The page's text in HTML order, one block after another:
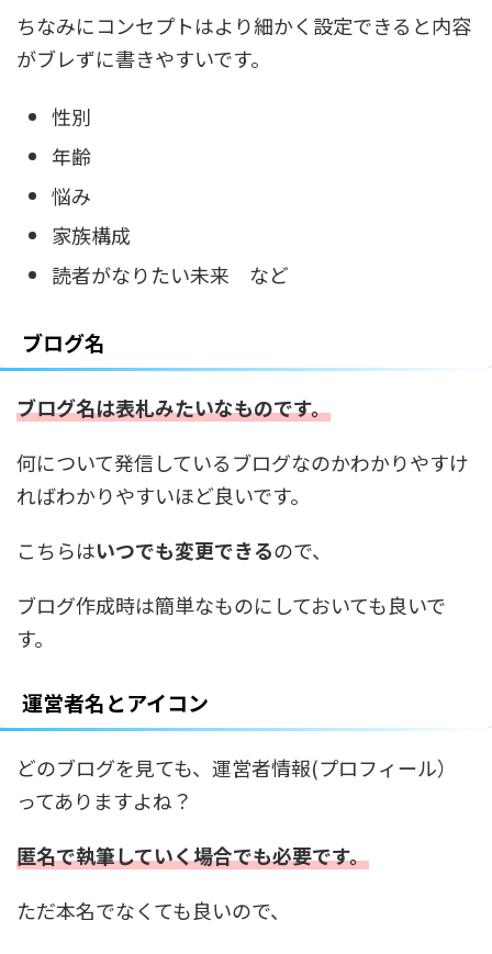
ちなみにコンセプトはより細かく設定できると内容
がブレずに書きやすいです。
性別
年齢
悩み
家族構成
読者がなりたい未来 など
ブログ名
ブログ名は表札みたいなものです。
何について発信しているブログなのかわかりやすけ
ればわかりやすいほど良いです。
こちらはいつでも変更できるので、
ブログ作成時は簡単なものにしておいても良いで
す。
運営者名とアイコン
どのブログを見ても、運営者情報(プロフィール）
ってありますよね？
匿名で執筆していく場合でも必要です。
ただ本名でなくても良いので、